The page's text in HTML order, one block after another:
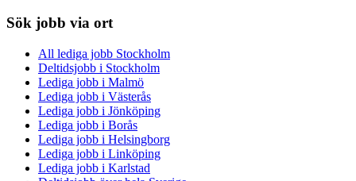
Sök jobb via ort
All lediga jobb Stockholm
Deltidsjobb i Stockholm
Lediga jobb i Malmö
Lediga jobb i Västerås
Lediga jobb i Jönköping
Lediga jobb i Borås
Lediga jobb i Helsingborg
Lediga jobb i Linköping
Lediga jobb i Karlstad